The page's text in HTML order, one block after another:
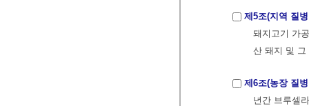
제5조(지역 질
돼지고기 가
산 돼지 및 그
제6조(농장 질
년간 브루셀